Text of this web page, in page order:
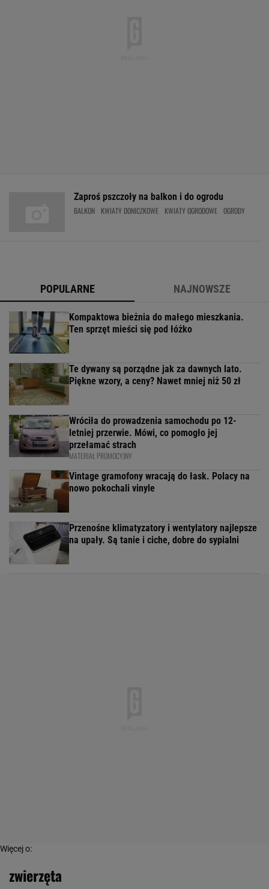
Zaproś pszczoły na balkon i do ogrodu
BALKON KWIATY DONICZKOWE KWIATY OGRODOWE OGRODY
POPULARNE NAJNOWSZE
Kompaktowa bieżnia do małego mieszkania.
Ten sprzęt mieści się pod łóżko
Te dywany są porządne jak za dawnych lato.
Piękne wzory, a ceny? Nawet mniej niż 50 zł
Wróciła do prowadzenia samochodu po 12-
letniej przerwie. Mówi, co pomogło jej
przełamać strach
MATERIAŁ PROMOCYJNY
Vintage gramofony wracają do łask. Polacy na
nowo pokochali vinyle
Przenośne klimatyzatory i wentylatory najlepsze
na upały. Są tanie i ciche, dobre do sypialni
Więcej o:
zwierzęta